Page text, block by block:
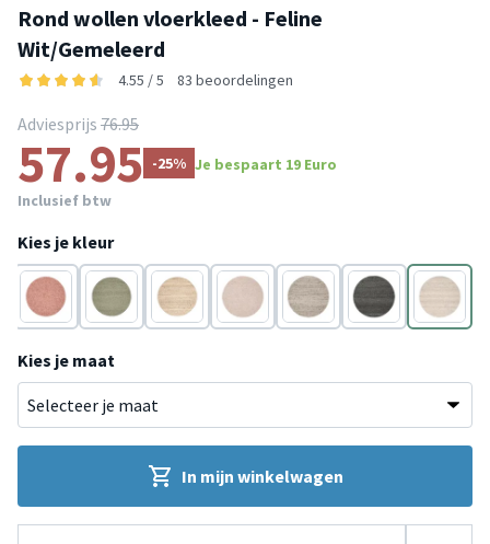
Rond wollen vloerkleed - Feline
Wit/Gemeleerd
4.55 / 5 83 beoordelingen
Adviesprijs 76.95
57.95 -25% Je bespaart 19 Euro
Inclusief btw
Kies je kleur
TerracottaDonkergroen
Taupe Roze Bruin AntracietWit
Kies je maat
In mijn winkelwagen